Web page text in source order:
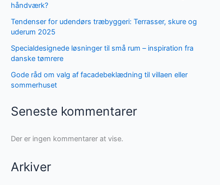
håndværk?
Tendenser for udendørs træbyggeri: Terrasser, skure og
uderum 2025
Specialdesignede løsninger til små rum – inspiration fra
danske tømrere
Gode råd om valg af facadebeklædning til villaen eller
sommerhuset
Seneste kommentarer
Der er ingen kommentarer at vise.
Arkiver